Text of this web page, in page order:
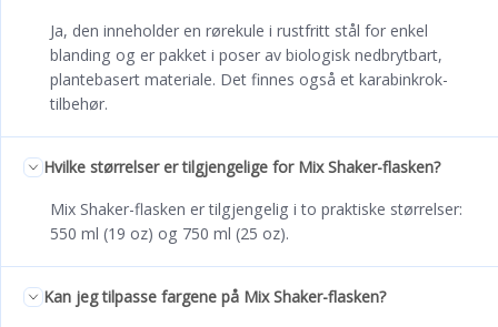
Ja, den inneholder en rørekule i rustfritt stål for enkel
blanding og er pakket i poser av biologisk nedbrytbart,
plantebasert materiale. Det finnes også et karabinkrok-
tilbehør.
Hvilke størrelser er tilgjengelige for Mix Shaker-flasken?
Mix Shaker-flasken er tilgjengelig i to praktiske størrelser:
550 ml (19 oz) og 750 ml (25 oz).
Kan jeg tilpasse fargene på Mix Shaker-flasken?